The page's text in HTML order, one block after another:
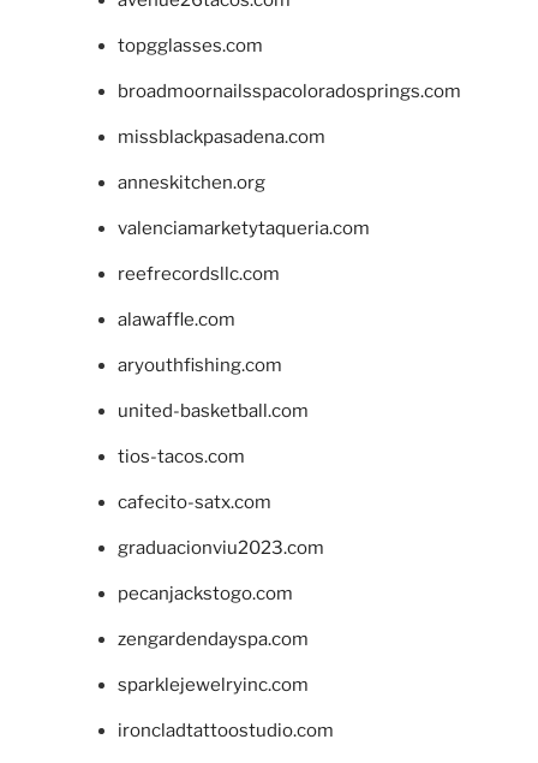
topgglasses.com
broadmoornailsspacoloradosprings.com
missblackpasadena.com
anneskitchen.org
valenciamarketytaqueria.com
reefrecordsllc.com
alawaffle.com
aryouthfishing.com
united-basketball.com
tios-tacos.com
cafecito-satx.com
graduacionviu2023.com
pecanjackstogo.com
zengardendayspa.com
sparklejewelryinc.com
ironcladtattoostudio.com